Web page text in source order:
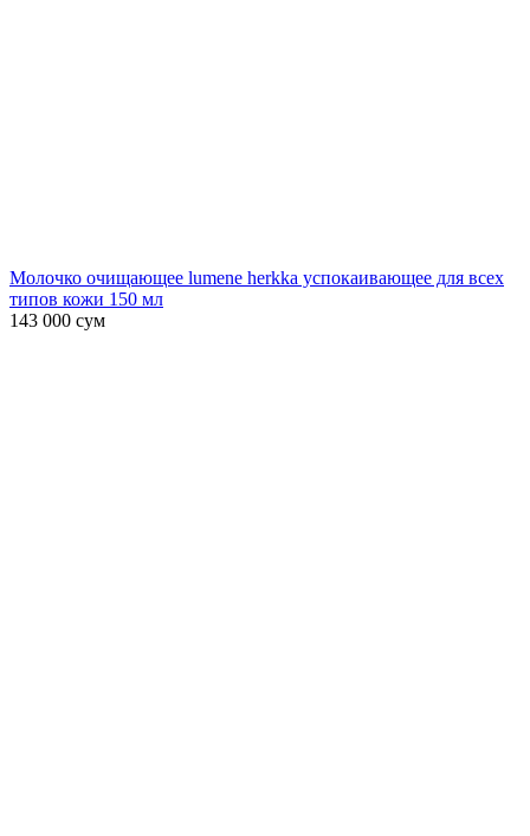
Молочко очищающее lumene herkka успокаивающее для всех
типов кожи 150 мл
143 000 сум